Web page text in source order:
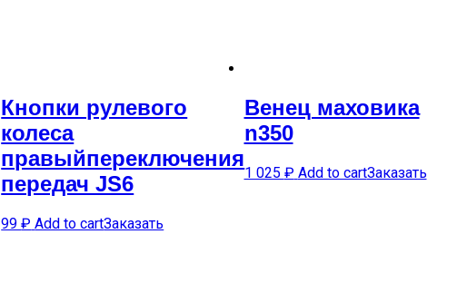
Кнопки рулевого
колеса
правыйпереключения
передач JS6
99₽ Add to cartЗаказать
Венец маховика
n350
1 025 ₽ Add to cartЗаказать